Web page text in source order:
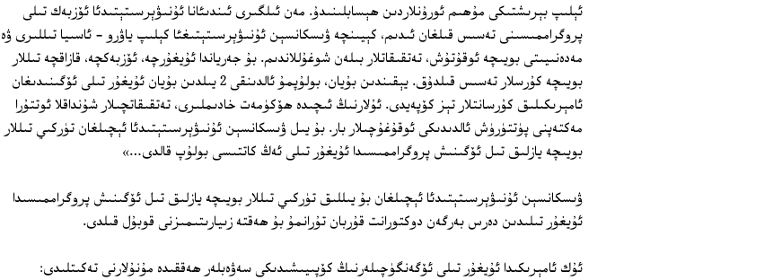
ئېلىپ بېرىشتىكى مۇھىم ئورۇنلاردىن ھېسابلىنىدۇ. مەن ئىلگىرى ئىندىئانا ئۇنىۋېرسىتېتىدئا ئۆزبەك تىلى
پروگراممىسىنى تەسىس قىلغان ئىدىم، كېيىنچە ۋىسكانسېن ئۇنىۋېرسىتېتىغئا كېلىپ ياۋرو - ئاسىيا تىللىرى ۋە
مەدەنىيىتى بويىچە ئوقۇتۇش، تەتقىقاتلار بىلەن شوغۇللاندىم. بۇ جەرياندا ئۇيغۇرچە، ئۆزبەكچە، قازاقچە تىللار
بويىچە كۇرسلار تەسىس قىلدۇق. يېقىندىن بۇيان، بولۇپمۇ ئالدىنقى 2 يىلدىن بۇيان ئۇيغۇر تىلى ئۆگىنىدىغان
ئامېرىكىلىق كۇرسانتلار تېز كۆپەيدى. ئۇلارنىڭ ئىچىدە ھۆكۈمەت خادىملىرى، تەتقىقاتچىلار شۇنداقلا ئوتتۇرا
مەكتەپنى پۈتتۈرۈش ئالدىدىكى ئوقۇغۇچىلار بار. بۇ يىل ۋىسكانسېن ئۇنىۋېرسىتېتىدئا ئېچىلغان تۈركىي تىللار
بويىچە يازلىق تىل ئۆگىنىش پروگراممىسىدا ئۇيغۇر تىلى ئەڭ كاتتىسى بولۇپ قالدى…»
ۋىسكانسېن ئۇنىۋېرسىتېتىدئا ئېچىلغان بۇ يىللىق تۈركىي تىللار بويىچە يازلىق تىل ئۆگىنىش پروگراممىسىدا
ئۇيغۇر تىلىدىن دەرس بەرگەن دوكتورانت قۇربان تۇرانمۇ بۇ ھەقتە زىيارىتىمىزنى قوبۇل قىلدى.
ئۇك ئامېرىكىدا ئۇيغۇر تىلى ئۆگەنگۈچىلەرنىڭ كۆپىيىشىدىكى سەۋەبلەر ھەققىدە مۇنۇلارنى تەكىتلىدى: